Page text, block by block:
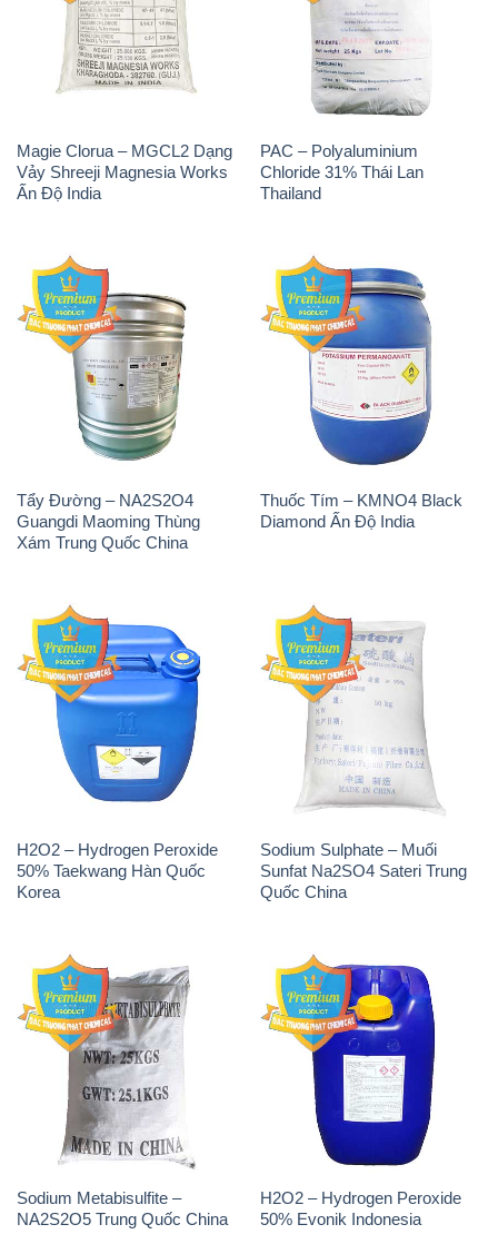
Magie Clorua – MGCL2 Dạng
Vảy Shreeji Magnesia Works
Ấn Độ India
PAC – Polyaluminium
Chloride 31% Thái Lan
Thailand
Tẩy Đường – NA2S2O4
Guangdi Maoming Thùng
Xám Trung Quốc China
Thuốc Tím – KMNO4 Black
Diamond Ấn Độ India
H2O2 – Hydrogen Peroxide
50% Taekwang Hàn Quốc
Korea
Sodium Sulphate – Muối
Sunfat Na2SO4 Sateri Trung
Quốc China
Sodium Metabisulfite –
NA2S2O5 Trung Quốc China
H2O2 – Hydrogen Peroxide
50% Evonik Indonesia